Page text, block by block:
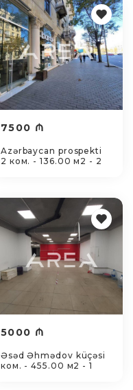
7500 ₼
Azərbaycan prospekti
2 ком. - 136.00 м2 - 2
5000 ₼
Əsəd Əhmədov küçəsi
ком. - 455.00 м2 - 1